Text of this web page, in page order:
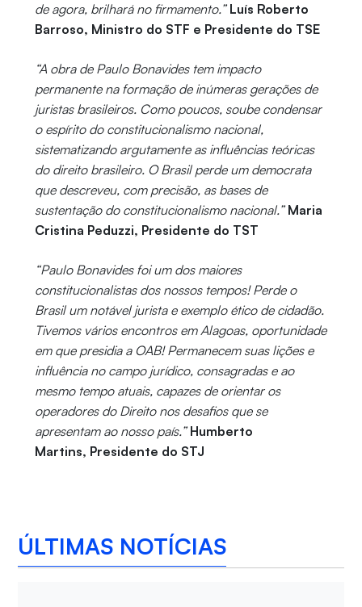
de agora, brilhará no firmamento.”Luís Roberto
Barroso, Ministro do STF e Presidente do TSE
“A obra de Paulo Bonavides tem impacto
permanente na formação de inúmeras gerações de
juristas brasileiros. Como poucos, soube condensar
o espírito do constitucionalismo nacional,
sistematizando argutamente as influências teóricas
do direito brasileiro. O Brasil perde um democrata
que descreveu, com precisão, as bases de
sustentação do constitucionalismo nacional.”Maria
Cristina Peduzzi, Presidente do TST
“Paulo Bonavides foi um dos maiores
constitucionalistas dos nossos tempos! Perde o
Brasil um notável jurista e exemplo ético de cidadão.
Tivemos vários encontros em Alagoas, oportunidade
em que presidia a OAB! Permanecem suas lições e
influência no campo jurídico, consagradas e ao
mesmo tempo atuais, capazes de orientar os
operadores do Direito nos desafios que se
apresentam ao nosso país.”Humberto
Martins, Presidente do STJ
ÚLTIMAS NOTÍCIAS